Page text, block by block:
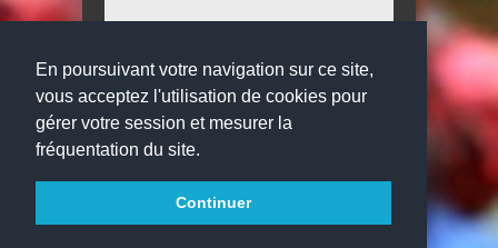
En poursuivant votre navigation sur ce site,
vous acceptez l'utilisation de cookies pour
gérer votre session et mesurer la
fréquentation du site.
Continuer
Envoyer
réservés
websco